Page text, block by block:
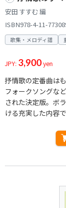
安田 すすむ 編
ISBN978-4-11-
歌集・メロディ譜
JPY: 3,900yen
抒情歌の定番曲は
フォークソングな
された決定版。ボ
ける充実した内容で